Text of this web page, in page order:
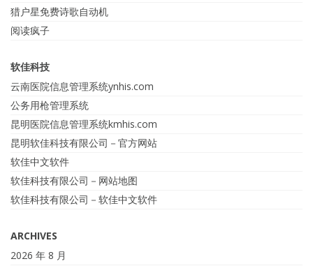
猎户星免费诗歌自动机
阅读疯子
软佳科技
云南医院信息管理系统ynhis.com
公务用枪管理系统
昆明医院信息管理系统kmhis.com
昆明软佳科技有限公司－官方网站
软佳中文软件
软佳科技有限公司－网站地图
软佳科技有限公司－软佳中文软件
ARCHIVES
2026 年 8 月